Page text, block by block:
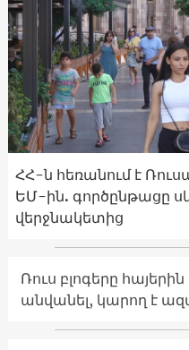
ՀՀ-ն հեռանում է
ԵՄ-ին. գործընթացը
վերջնակետից
Ռուս բլոգերը
անվանել, կարող է